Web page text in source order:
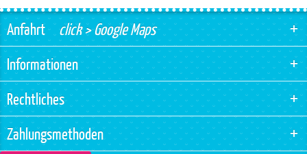
Anfahrtclick > Google Maps
Informationen
Rechtliches
Zahlungsmethoden